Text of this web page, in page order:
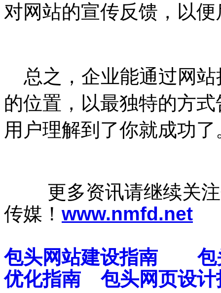
对网站的宣传反馈，以
总之，企业能通过网站
的位置，以最独特的方
用户理解到了你就成功了
更多资讯请继续关注
传媒！ www.nmfd.net
包头网站建设指南
包
优化指南
包头网页设计